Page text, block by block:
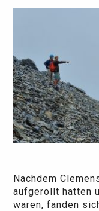
Nachdem
aufgerollt hatten
waren, fanden